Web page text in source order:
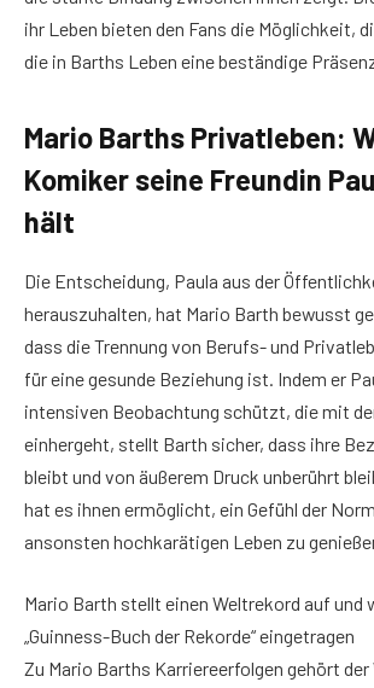
ihr Leben bieten den Fans die Möglichkeit,
die in Barths Leben eine beständige
Mario Barths Privatleben:
Komiker seine Freundin
hält
Die Entscheidung, Paula aus der
herauszuhalten, hat Mario Barth bewusst
dass die Trennung von Berufs- und
für eine gesunde Beziehung ist. Indem er
intensiven Beobachtung schützt, die mit
einhergeht, stellt Barth sicher, dass ihre
bleibt und von äußerem Druck unberührt
hat es ihnen ermöglicht, ein Gefühl der
ansonsten hochkarätigen Leben zu
Mario Barth stellt einen Weltrekord auf und
„Guinness-Buch der Rekorde“ eingetragen
Zu Mario Barths Karriereerfolgen gehört